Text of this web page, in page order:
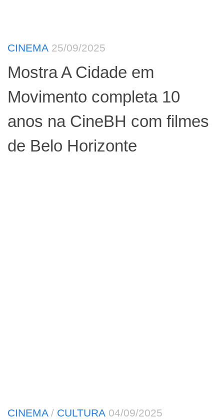
CINEMA 25/09/2025
Mostra A Cidade em
Movimento completa 10
anos na CineBH com filmes
de Belo Horizonte
CINEMA/ CULTURA 04/09/2025